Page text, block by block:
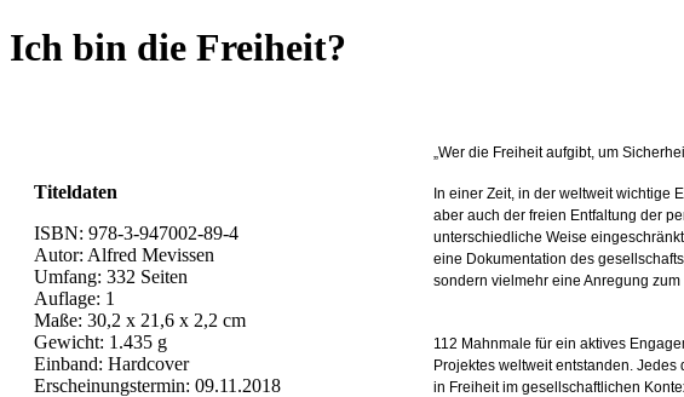
Ich bin die Freiheit?
Titeldaten
ISBN: 978-3-947002-89-4
Autor: Alfred Mevissen
Umfang: 332 Seiten
Auflage: 1
Maße: 30,2 x 21,6 x 2,2 cm
Gewicht: 1.435 g
Einband: Hardcover
Erscheinungstermin: 09.11.2018
„Wer die Freiheit aufgibt, um
In einer Zeit, in der weltweit wichtige
aber auch der freien Entfaltung der
unterschiedliche Weise
eine Dokumentation des
sondern vielmehr eine Anregung
112 Mahnmale für ein aktives
Projektes weltweit entstanden.
in Freiheit im gesellschaftlichen